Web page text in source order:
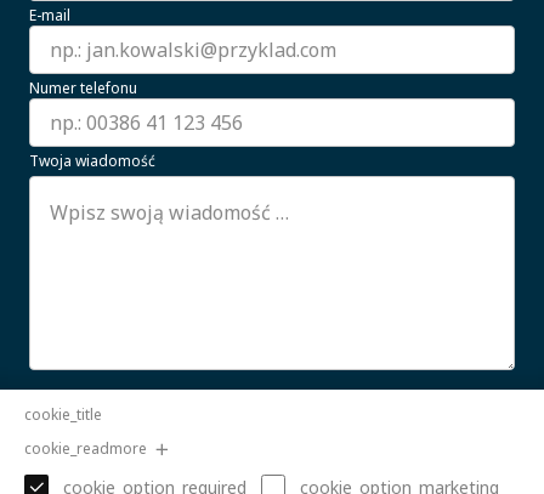
E-mail
Numer telefonu
Twoja wiadomość
Wyrażam zgodę na przetwarzanie moich danych
osobowych.
Wyślij
cookie_title
cookie_readmore
cookie_option_required cookie_option_marketing